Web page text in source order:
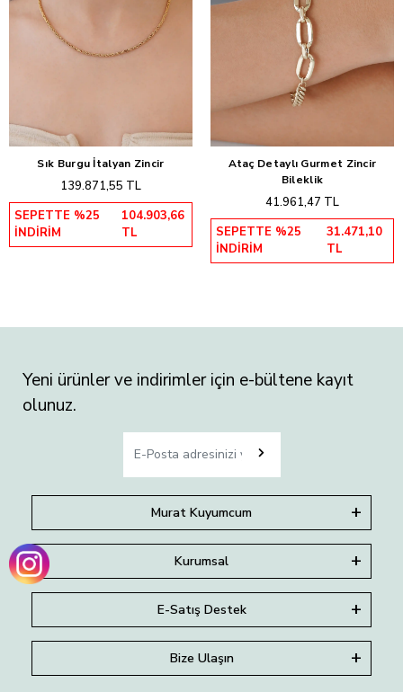
Sepete Ekle
Sık Burgu İtalyan Zincir
139.871,55 TL
SEPETTE %25
İNDİRİM
104.903,66
TL
Sepete Ekle
Ataç Detaylı Gurmet Zincir
Bileklik
41.961,47 TL
SEPETTE %25
İNDİRİM
31.471,10
TL
Yeni ürünler ve indirimler için e-bültene kayıt
olunuz.
Murat Kuyumcum
Kurumsal
E-Satış Destek
Bize Ulaşın